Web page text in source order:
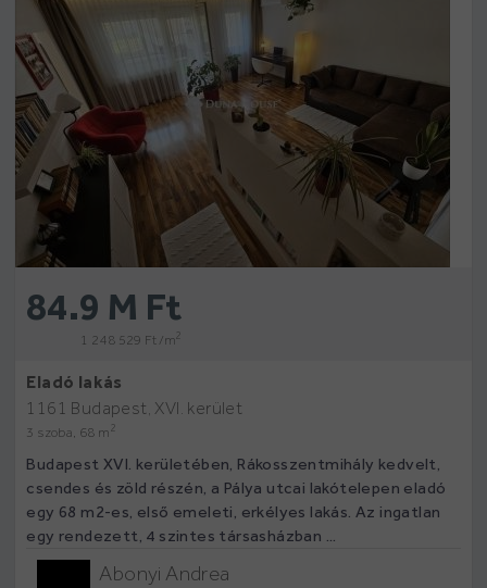
84.9 M Ft
1 248 529 Ft /m2
Eladó lakás
1161 Budapest, XVI. kerület
3 szoba, 68 m 2
Budapest XVI. kerületében, Rákosszentmihály kedvelt,
csendes és zöld részén, a Pálya utcai lakótelepen eladó
egy 68 m2-es, első emeleti, erkélyes lakás. Az ingatlan
egy rendezett, 4 szintes társasházban ...
Abonyi Andrea